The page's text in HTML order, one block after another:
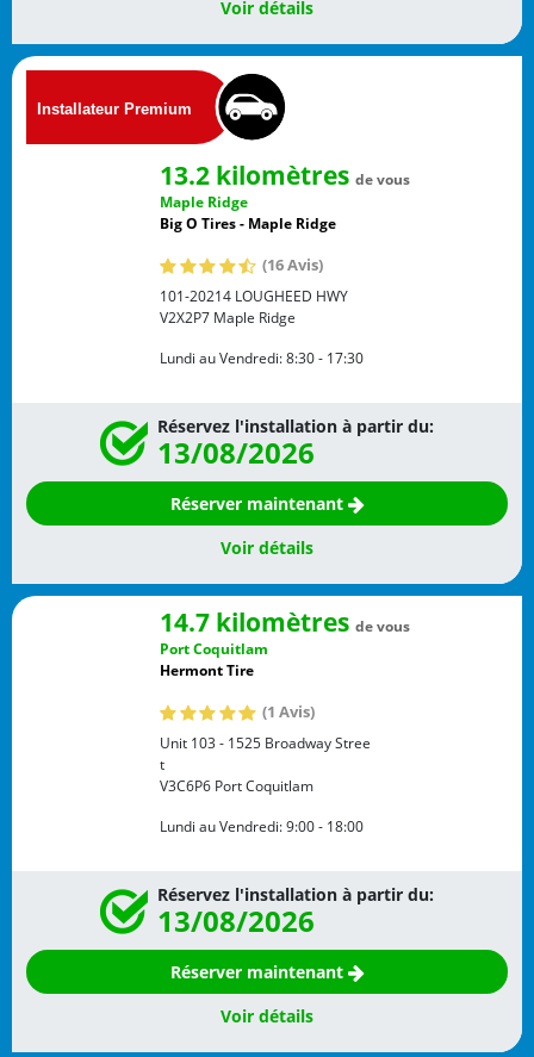
Voir détails
13.2 kilomètres de vous
Maple Ridge
Big O Tires - Maple Ridge
(16 Avis)
101-20214 LOUGHEED HWY
V2X2P7 Maple Ridge
Lundi au Vendredi:8:30 - 17:30
Réservez l'installation à partir du:
13/08/2026
Réserver maintenant
Voir détails
14.7 kilomètres de vous
Port Coquitlam
Hermont Tire
(1 Avis)
Unit 103 - 1525 Broadway Stree
t
V3C6P6 Port Coquitlam
Lundi au Vendredi:9:00 - 18:00
Réservez l'installation à partir du:
13/08/2026
Réserver maintenant
Voir détails